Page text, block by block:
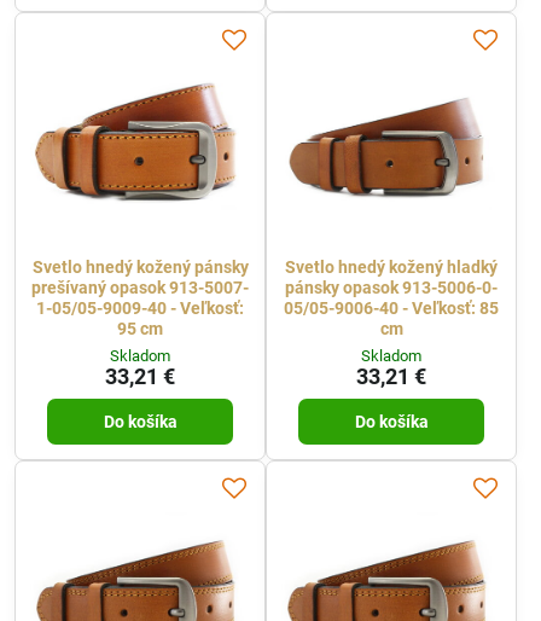
Svetlo hnedý kožený pánsky
prešívaný opasok 913-5007-
1-05/05-9009-40 - Veľkosť:
95 cm
Skladom
33,21 €
Do košíka
Svetlo hnedý kožený hladký
pánsky opasok 913-5006-0-
05/05-9006-40 - Veľkosť: 85
cm
Skladom
33,21 €
Do košíka